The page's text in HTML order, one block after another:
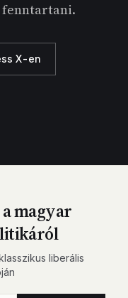
fenntartani.
X-en
magyar
liberális